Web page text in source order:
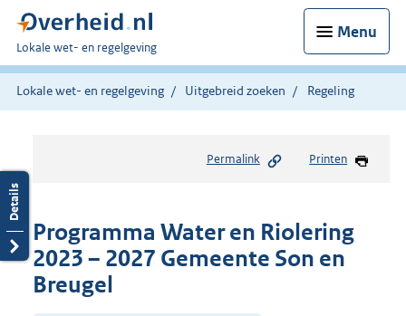
Menu
U
bent
hier:
Lokale wet- en regelgeving
Lokale wet- en regelgeving Uitgebreid zoeken Regeling
Permalink Printen
Programma Water en Riolering
2023 – 2027 Gemeente Son en
Breugel